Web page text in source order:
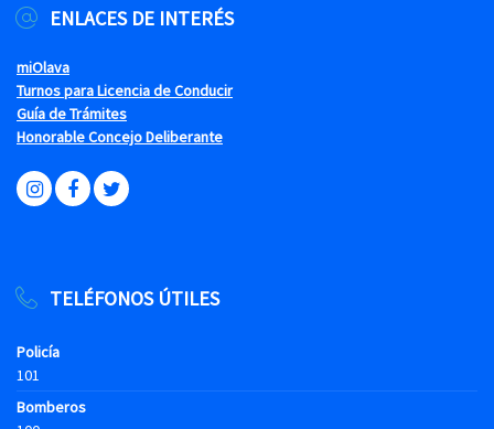
ENLACES DE INTERÉS
miOlava
Turnos para Licencia de Conducir
Guía de Trámites
Honorable Concejo Deliberante
TELÉFONOS ÚTILES
Policía
101
Bomberos